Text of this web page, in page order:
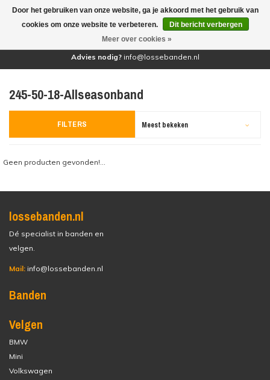
(0)
Advies nodig? info@lossebanden.nl
245-50-18-Allseasonband
FILTERS Meest bekeken
Geen producten gevonden!...
lossebanden.nl
Dé specialist in banden en
velgen.
Mail: info@lossebanden.nl
Banden
Velgen
BMW
Mini
Volkswagen
Door het gebruiken van onze website, ga je akkoord met het gebruik van
cookies om onze website te verbeteren.
Dit bericht verbergen
Meer over cookies »